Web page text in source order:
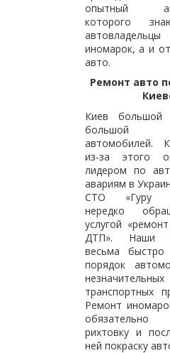
опытный
которого
иномарок, а и
авто.
Ремонт авто
Киев
большой
автомобилей.
из-за этого
лидером по
авариям в
СТО «Гуру
нередко
услугой
ДТП». Наши
весьма
порядок
транспортных
Ремонт
рихтовку и
ней покраску